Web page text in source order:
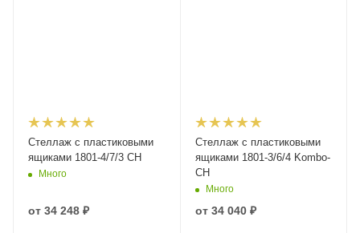
Стеллаж с пластиковыми
ящиками 1801-4/7/3 СH
Много
от 34 248 ₽
Стеллаж с пластиковыми
ящиками 1801-3/6/4 Kombo-
CH
Много
от 34 040 ₽